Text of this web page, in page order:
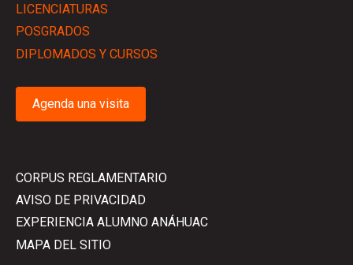
LICENCIATURAS
POSGRADOS
DIPLOMADOS Y CURSOS
Agenda una visita
CORPUS REGLAMENTARIO
AVISO DE PRIVACIDAD
EXPERIENCIA ALUMNO ANÁHUAC
MAPA DEL SITIO